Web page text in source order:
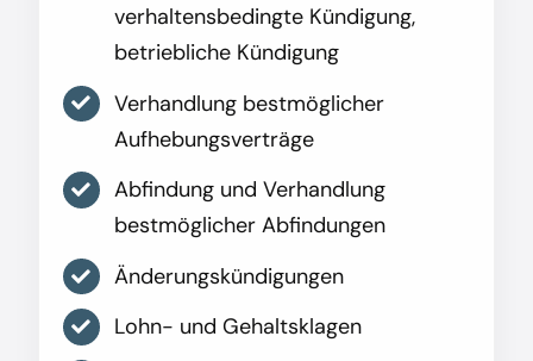
verhaltensbedingte Kündigung,
betriebliche Kündigung
Verhandlung bestmöglicher
Aufhebungsverträge
Abfindung und Verhandlung
bestmöglicher Abfindungen
Änderungskündigungen
Lohn- und Gehaltsklagen